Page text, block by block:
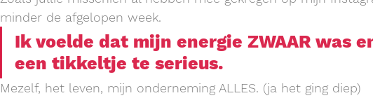
minder de afgelopen week.
Ik voelde dat mijn energie ZWAAR was
een tikkeltje te serieus.
Mezelf, het leven, mijn onderneming ALLES. (ja het ging diep)